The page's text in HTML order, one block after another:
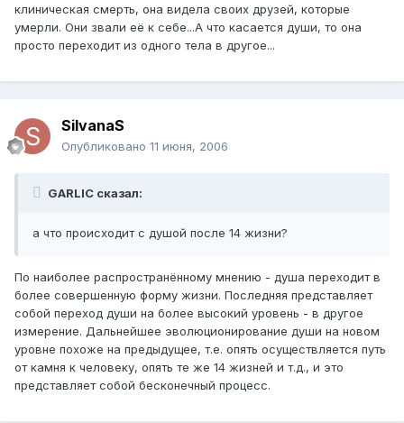
клиническая смерть, она видела своих друзей, которые
умерли. Они звали её к себе...А что касается души, то она
просто переходит из одного тела в другое...
SilvanaS
Опубликовано 11 июня, 2006
GARLIC сказал:
а что происходит с душой после 14 жизни?
По наиболее распространённому мнению - душа переходит в
более совершенную форму жизни. Последняя представляет
собой переход души на более высокий уровень - в другое
измерение. Дальнейшее эволюционирование души на новом
уровне похоже на предыдущее, т.е. опять осуществляется путь
от камня к человеку, опять те же 14 жизней и т.д., и это
представляет собой бесконечный процесс.